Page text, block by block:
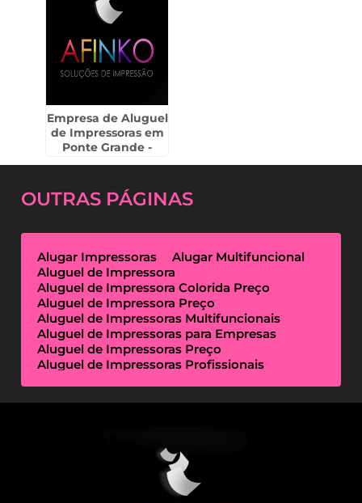
Empresa de Aluguel
de Impressoras em
Ponte Grande -
Guarulhos
OUTRAS PÁGINAS
Alugar Impressoras
Alugar Multifuncional
Aluguel de Impressora
Aluguel de Impressora Colorida Preço
Aluguel de Impressora Preço
Aluguel de Impressoras Multifuncionais
Aluguel de Impressoras para Empresas
Aluguel de Impressoras Preço
Aluguel de Impressoras Profissionais
Empresas de Outsourcing de Impressão
Impressoras Multifuncionais Locação
Locação de Impressora